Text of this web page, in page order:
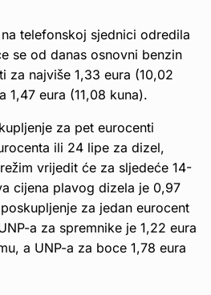
telefonskoj sjednici odredila
se od danas osnovni benzin
za najviše 1,33 eura (10,02
1,47 eura (11,08 kuna).
za pet eurocenti
ili 24 lipe za dizel,
vrijedit će za sljedeće 14-
cijena plavog dizela je 0,97
za jedan eurocent
a za spremnike je 1,22 eura
a UNP-a za boce 1,78 eura